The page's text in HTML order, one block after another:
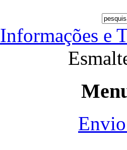
Informações e